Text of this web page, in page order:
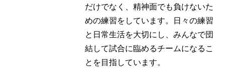
だけでなく、精神面でも負けないた
めの練習をしています。日々の練習
と日常生活を大切にし、みんなで団
結して試合に臨めるチームになるこ
とを目指しています。